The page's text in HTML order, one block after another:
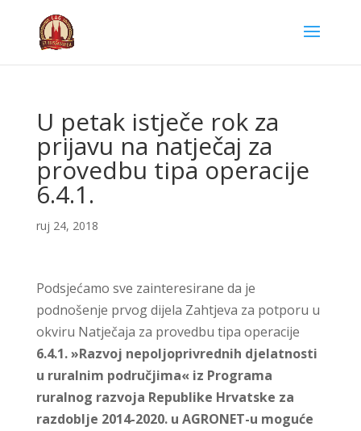
U petak istječe rok za
prijavu na natječaj za
provedbu tipa operacije
6.4.1.
ruj 24, 2018
Podsjećamo sve zainteresirane da je
podnošenje prvog dijela Zahtjeva za potporu u
okviru Natječaja za provedbu tipa operacije
6.4.1. »Razvoj nepoljoprivrednih djelatnosti
u ruralnim područjima« iz Programa
ruralnog razvoja Republike Hrvatske za
razdoblje 2014-2020. u AGRONET-u moguće